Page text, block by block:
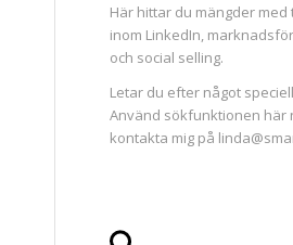
Här hittar du mängder med
inom LinkedIn,
och social selling.
Letar du efter något
Använd sökfunktionen här
kontakta mig på